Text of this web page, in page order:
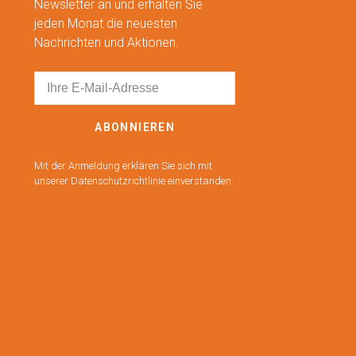
Newsletter an und erhalten Sie
jeden Monat die neuesten
Nachrichten und Aktionen.
ABONNIEREN
Mit der Anmeldung erklären Sie sich mit
unserer Datenschutzrichtlinie einverstanden.